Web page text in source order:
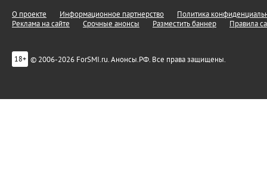
О проекте Информационное партнерство
Политика
Реклама на сайте
Срочные анонсы Разместить баннер Правила
18+ © 2006-2026 ForSMI.ru. Анонсы.РФ. Все права защищены.